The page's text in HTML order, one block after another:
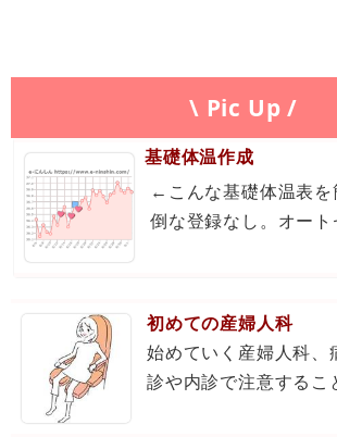
\ Pic Up /
基礎体温作成
←こんな基礎体温表
倒な登録なし。オー
初めての産婦人科
始めていく産婦人科、
診や内診で注意するこ